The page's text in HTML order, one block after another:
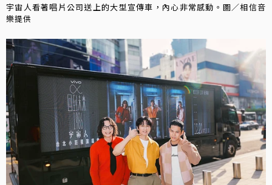
宇宙人看著唱片公司送上的大型宣傳車，內心非常感動。圖／相信音
樂提供